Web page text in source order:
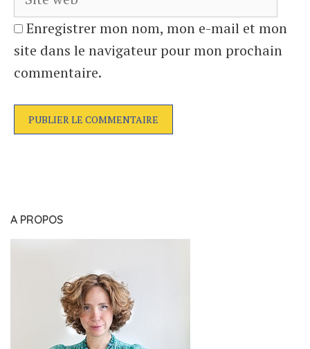
Enregistrer mon nom, mon e-mail et mon
site dans le navigateur pour mon prochain
commentaire.
A PROPOS